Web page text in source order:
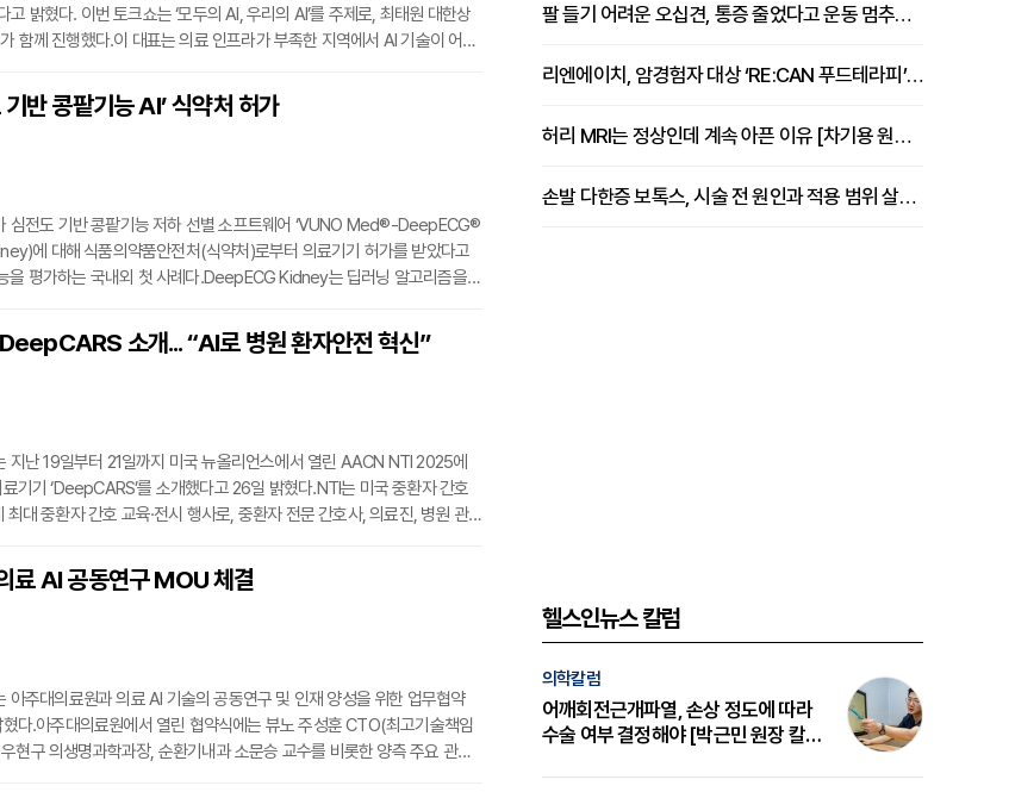
밝혔다. 이번 토크쇼는 ‘모두의 AI, 우리의 AI’를 주제로, 최태원 대한상
함께 진행했다.이 대표는 의료 인프라가 부족한 지역에서 AI 기술이 어떻
직접 들고 나와, 도서지역이나 고령층 거주지에서도 손쉽게 심장 건강을
가능성을 강조했다.또한, 뷰노의 의료 AI 솔루션이 전국 6만5천 병상에
반 콩팥기능 AI’ 식약처 허가
심전도 기반 콩팥기능 저하 선별 소프트웨어 ‘VUNO Med®-DeepECG®
에 대해 식품의약품안전처(식약처)로부터 의료기기 허가를 받았다고
을 평가하는 국내외 첫 사례다.DeepECG Kidney는 딥러닝 알고리즘을
는 사람을 선별해낸다. 이 제품은 기존 혈액검사 기반의 추정사구체여과
됐으며, 비침습적이고 신속하게 환자 상태를 파악할 수 있는 장점이 있다.
소개... “AI로 병원 환자안전 혁신”
지난 19일부터 21일까지 미국 뉴올리언스에서 열린 AACN NTI 2025에
기기 ‘DeepCARS’를 소개했다고 26일 밝혔다.NTI는 미국 중환자 간호
대 중환자 간호 교육·전시 행사로, 중환자 전문 간호사, 의료진, 병원 관
의 기능을 선보였으며, 현지 병원 신속대응팀(RRT) 및 임상 전
적 반응을 얻었다.로버트 팅글리 뷰노 미국법인 VP는 “DeepCARS가 환
료 AI 공동연구 MOU 체결
아주대의료원과 의료 AI 기술의 공동연구 및 인재 양성을 위한 업무협약
다.아주대의료원에서 열린 협약식에는 뷰노 주성훈 CTO(최고기술책임
현구 의생명과학과장, 순환기내과 소문승 교수를 비롯한 양측 주요 관계
팔 들기 어려운 오십견, 통증 줄었다고 운동 멈추면 안 되는 이유 [이병욱 원장 칼럼]
리엔에이치, 암경험자 대상 ‘RE:CAN 푸드테라피’ 운영
허리 MRI는 정상인데 계속 아픈 이유 [차기용 원장 칼럼]
손발 다한증 보톡스, 시술 전 원인과 적용 범위 살펴야 [강윤일 원장 칼럼]
헬스인뉴스 칼럼
의학칼럼
어깨회전근개파열, 손상 정도에 따라
수술 여부 결정해야 [박근민 원장 칼